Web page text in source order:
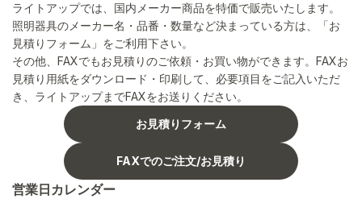
ライトアップでは、国内メーカー商品を特価で販売いたします。
照明器具のメーカー名・品番・数量など決まっている方は、「お
見積りフォーム」をご利用下さい。
その他、FAXでもお見積りのご依頼・お買い物ができます。FAXお
見積り用紙をダウンロード・印刷して、必要項目をご記入いただ
き、ライトアップまでFAXをお送りください。
お見積りフォーム
FAXでのご注文/お見積り
営業日カレンダー